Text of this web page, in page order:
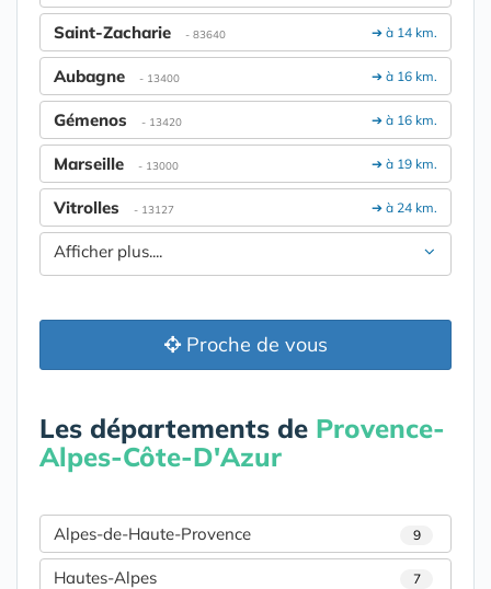
➔ à 14 km.
Saint-Zacharie - 83640
➔ à 16 km.
Aubagne - 13400
➔ à 16 km.
Gémenos - 13420
➔ à 19 km.
Marseille - 13000
➔ à 24 km.
Vitrolles - 13127
Afficher plus....
Proche de vous
Les départements de Provence-
Alpes-Côte-D'Azur
Alpes-de-Haute-Provence 9
Hautes-Alpes 7